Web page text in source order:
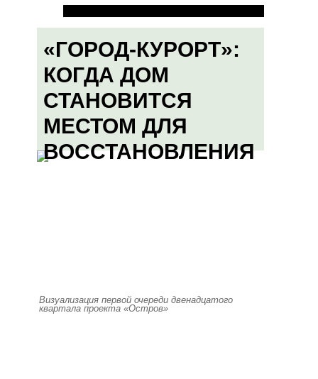
«ГОРОД-КУРОРТ»:
КОГДА ДОМ
СТАНОВИТСЯ
МЕСТОМ ДЛЯ
ВОССТАНОВЛЕНИЯ
Визуализация первой очереди двенадцатого
квартала проекта «Остров»